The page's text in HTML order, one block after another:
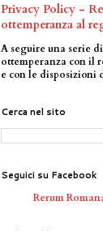
Privacy Policy -
ottemperanza al
A seguire una serie
ottemperanza con il
e con le disposizioni
Cerca nel sito
Seguici su Facebook
Rerum